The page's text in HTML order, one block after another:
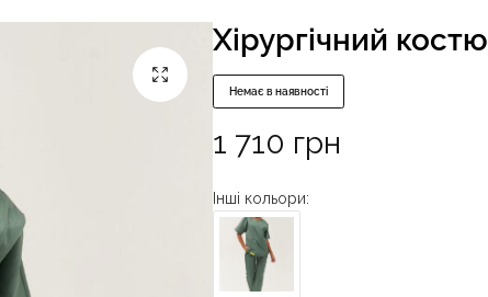
Хірургічний
Немає в наявності
1 710 грн
Інші кольори: